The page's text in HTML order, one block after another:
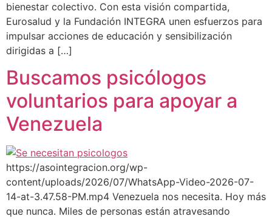
bienestar colectivo. Con esta visión compartida,
Eurosalud y la Fundación INTEGRA unen esfuerzos para
impulsar acciones de educación y sensibilización
dirigidas a […]
Buscamos psicólogos
voluntarios para apoyar a
Venezuela
https://asointegracion.org/wp-
content/uploads/2026/07/WhatsApp-Video-2026-07-
14-at-3.47.58-PM.mp4 Venezuela nos necesita. Hoy más
que nunca. Miles de personas están atravesando